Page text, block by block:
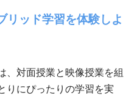
リッド学習を体験しよ
、対面授業と映像授業を組
りにぴったりの学習を実